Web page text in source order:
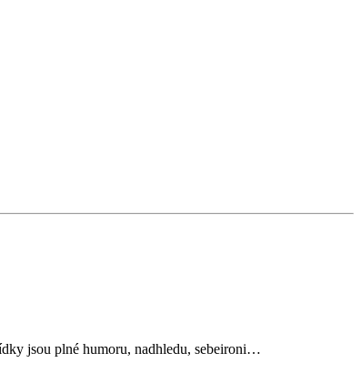
jsou plné humoru, nadhledu, sebeironi…